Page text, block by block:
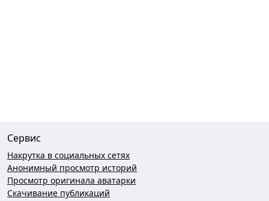
Сервис
Накрутка в социальных сетях
Анонимный просмотр историй
Просмотр оригинала аватарки
Скачивание публикаций